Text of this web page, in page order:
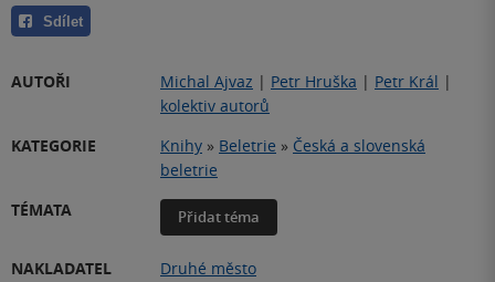
Sdílet
AUTOŘI Michal Ajvaz | Petr Hruška | Petr Král |
kolektiv autorů
KATEGORIE
Knihy » Beletrie » Česká a slovenská
beletrie
TÉMATA
Přidat téma
NAKLADATEL
Druhé město